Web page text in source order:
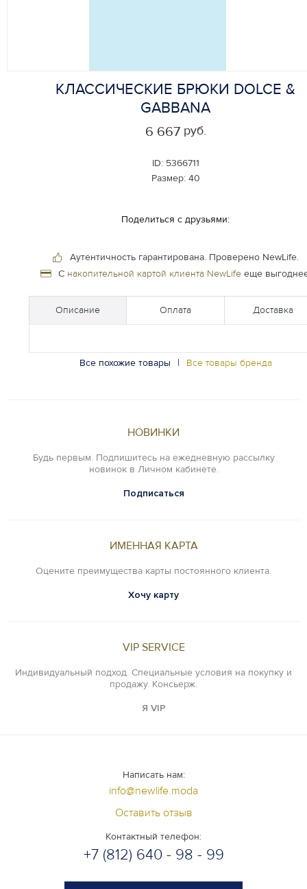
КЛАССИЧЕСКИЕ БРЮКИ DOLCE &
GABBANA
ID: 5366711
Размер: 40
6 667 руб.
Поделиться с друзьями:
Аутентичность гарантирована. Проверено NewLife.
С накопительной картой клиента NewLifeеще
Описание Оплата Доставка
Все похожие товары | Все товары бренда
НОВИНКИ
Будь первым. Подпишитесь на ежедневную рассылку
новинок в Личном кабинете.
Подписаться
ИМЕННАЯ КАРТА
Оцените преимущества карты постоянного клиента.
Хочу карту
VIP SERVICE
Индивидуальный подход. Специальные условия на покупку и
продажу. Консьерж.
Я VIP
Написать нам:
info@newlife.moda
Оставить отзыв
Контактный телефон:
+7 (812) 640 - 98 - 99